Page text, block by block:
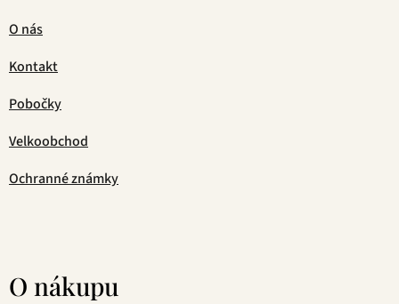
O nás
Kontakt
Pobočky
Velkoobchod
Ochranné známky
O nákupu